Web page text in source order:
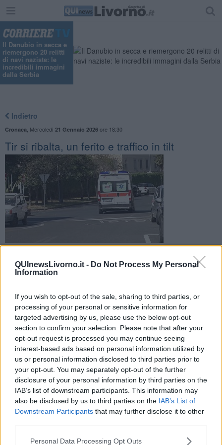
QUInewsLivorno.it - Do Not Process My Personal
Information
If you wish to opt-out of the sale, sharing to third parties, or
processing of your personal or sensitive information for
targeted advertising by us, please use the below opt-out
section to confirm your selection. Please note that after your
opt-out request is processed you may continue seeing
interest-based ads based on personal information utilized by
us or personal information disclosed to third parties prior to
your opt-out. You may separately opt-out of the further
disclosure of your personal information by third parties on the
IAB’s list of downstream participants. This information may
also be disclosed by us to third parties on the IAB’s List of
Downstream Participants that may further disclose it to other
Personal Data Processing Opt Outs
Il Danubio in secca e
riemergono 20 relitti
di navi naziste: le
incredibili immagini
dalla Serbia
Indietro
Cronaca Mercoledì 21 Gennaio 2026ore 18:30
Tir si ribalta, un ferito e traffico in tilt
e polizia stradale
COLLESALVETTI —Questa mattina, verso le 10, un tir si è
ribaltato sulla Variante all'altezza di Stagno dalla parte del raccordo
con la Firenze-Pisa-Livorno.
Il mezzo è finito fuori strada nell'area verde.
Sul posto per prestare i primi soccorsi al conducente sono
intervenuti i vigili del fuoco, un'ambulanza della Svs Livorno e
l'automedica.
L'uomo è stato trasportato in codice giallo al Pronto soccorso